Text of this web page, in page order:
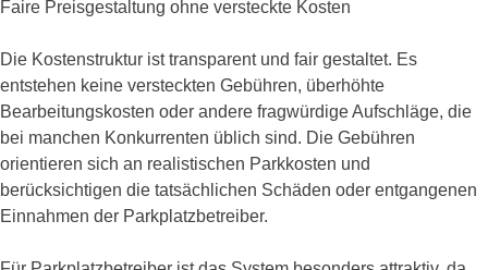
Faire Preisgestaltung ohne versteckte Kosten
Die Kostenstruktur ist transparent und fair gestaltet. Es
entstehen keine versteckten Gebühren, überhöhte
Bearbeitungskosten oder andere fragwürdige Aufschläge, die
bei manchen Konkurrenten üblich sind. Die Gebühren
orientieren sich an realistischen Parkkosten und
berücksichtigen die tatsächlichen Schäden oder entgangenen
Einnahmen der Parkplatzbetreiber.